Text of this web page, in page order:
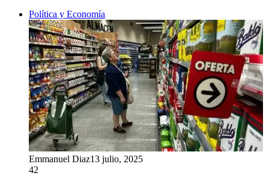
Política y Economía
Emmanuel Diaz13 julio, 2025
42